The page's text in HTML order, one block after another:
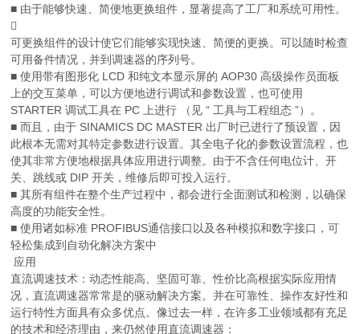
■ 由于能够快速、简便地更换组件，显著提高了工厂和系统可用性。

可更换组件的设计使它们能够实现快速、简便的更换。可以随时检查
可用备件情况，并到调速器的序列号。
■ 使用带有图形化 LCD 和纯文本显示屏的 AOP30 高级操作员面板
上的交互菜单，可以方便地进行调试和参数设置，也可使用
STARTER 调试工具在 PC 上进行 （见 “ 工具与工程组态 ”）。
■ 而且，由于 SINAMICS DC MASTER 出厂时已进行了预设置，因
此根本无需对其特定参数进行设置。其全电子化的参数设置流程，也
使其非常方便地根据具体应用进行调整。由于不含任何电位计、开
关、跳线或 DIP 开关，维修后即可投入运行。
■ 其所有组件在整个生产过程中，都会进行全面测试和检测，以确保
高度的功能安全性。
■ 使用诸如标准 PROFIBUS通信接口以及各种模拟和数字接口，可
轻松集成到自动化解决方案中
应用
直流调速技术：动态性能高、坚固可靠、性价比高根据实际应用情
况，直流调速器常常是的驱动解决方案。并在可靠性、操作友好性和
运行特性方面具有众多优点。像过去一样，在许多工业领域都有充足
的技术和经济理由，来仍然使用直流调速器：